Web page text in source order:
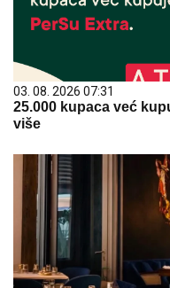
03. 08. 2026 07:31
25.000 kupaca već
više